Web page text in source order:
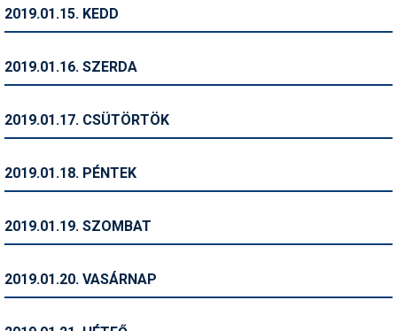
Síruházat
Síszerviz
Síugrás
Snowboard
Sportorvos
Szakértők
2019.01.15. KEDD
2019.01.16. SZERDA
2019.01.17. CSÜTÖRTÖK
2019.01.18. PÉNTEK
2019.01.19. SZOMBAT
2019.01.20. VASÁRNAP